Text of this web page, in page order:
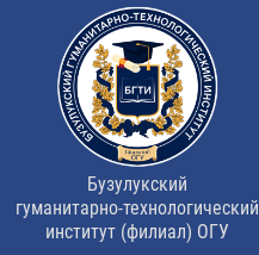
Бузулукский
гуманитарно-технологический
институт (филиал) ОГУ